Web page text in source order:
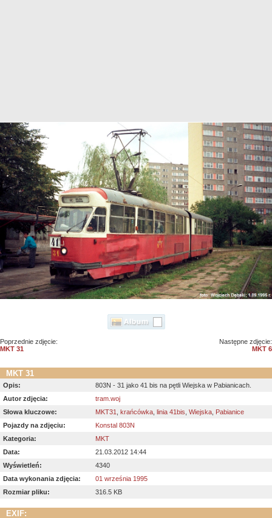
Poprzednie zdjęcie:
MKT 31
Następne zdjęcie:
MKT 6
MKT 31
Opis:
803N - 31 jako 41 bis na pętli Wiejska w Pabianicach.
Autor zdjęcia:
tram.woj
Słowa kluczowe:
MKT31, krańcówka, linia 41bis, Wiejska, Pabianice
Pojazdy na zdjęciu:
Konstal 803N
Kategoria:
MKT
Data:
21.03.2012 14:44
Wyświetleń:
4340
Data wykonania zdjęcia:
01 września 1995
Rozmiar pliku:
316.5 KB
EXIF: